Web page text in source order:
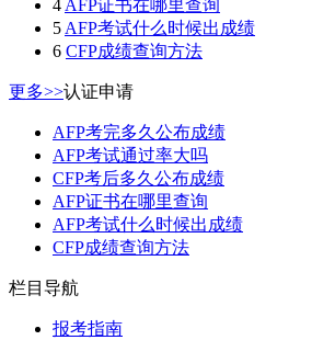
4 AFP证书在哪里查询
5 AFP考试什么时候出成绩
6 CFP成绩查询方法
更多>>认证申请
AFP考完多久公布成绩
AFP考试通过率大吗
CFP考后多久公布成绩
AFP证书在哪里查询
AFP考试什么时候出成绩
CFP成绩查询方法
栏目导航
报考指南